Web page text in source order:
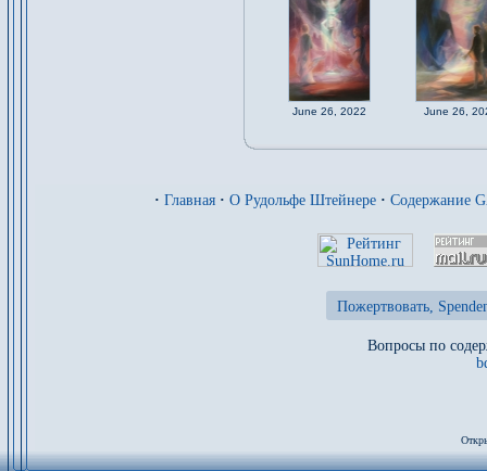
June 26, 2022 June 26,
· Главная · О Рудольфе Штейнере · Содержание
Пожертвовать,
Вопросы по